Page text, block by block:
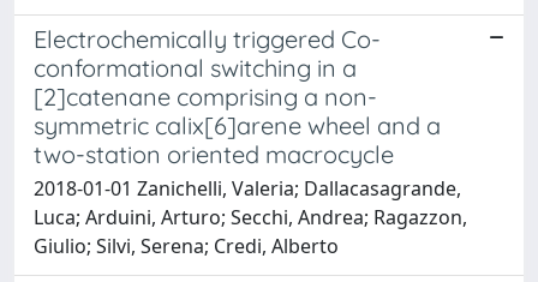
Electrochemically triggered Co-
conformational switching in a
[2]catenane comprising a non-
symmetric calix[6]arene wheel and a
two-station oriented macrocycle
2018-01-01 Zanichelli, Valeria; Dallacasagrande,
Luca; Arduini, Arturo; Secchi, Andrea; Ragazzon,
Giulio; Silvi, Serena; Credi, Alberto